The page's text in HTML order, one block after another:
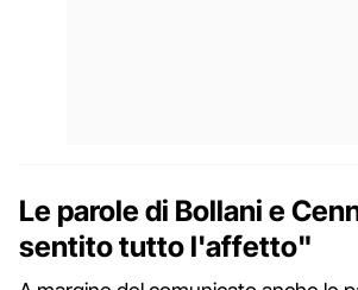
Le parole di Bollani e
sentito tutto l'affetto"